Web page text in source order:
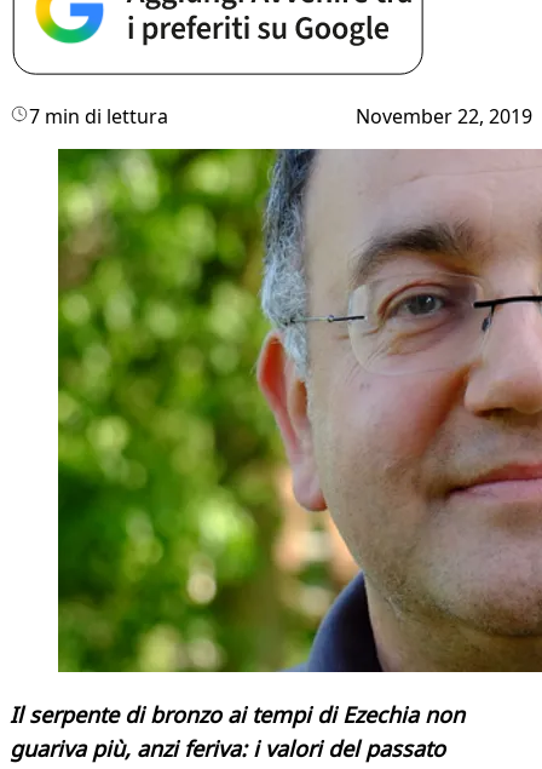
7 min di lettura November 22, 2019
Il serpente di bronzo ai tempi di Ezechia non
guariva più, anzi feriva: i valori del passato